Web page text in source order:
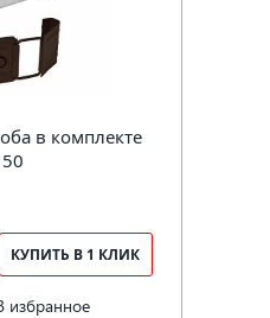
в комплекте
КУПИТЬ В 1 КЛИК
избранное